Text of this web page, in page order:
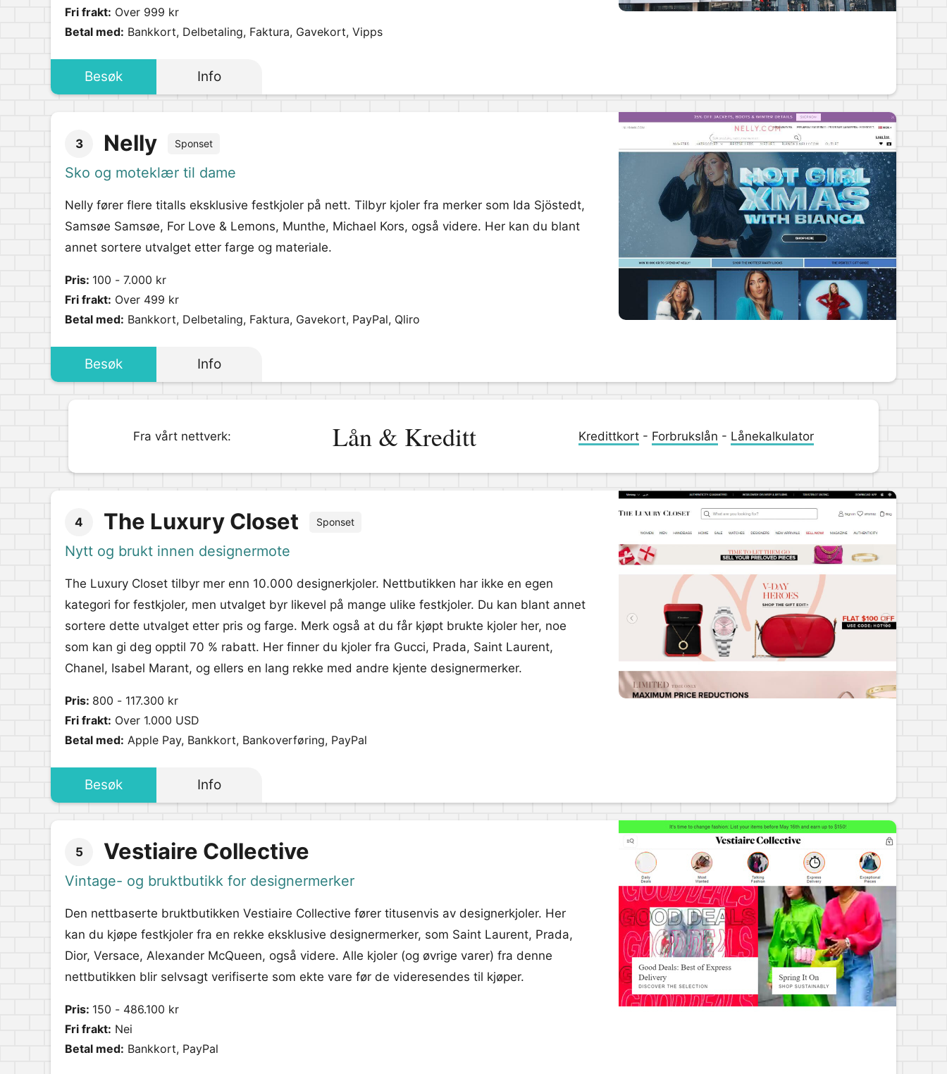
Fri frakt: Over 999 kr
Betal med: Bankkort, Delbetaling, Faktura, Gavekort, Vipps
Besøk Info
3 Nelly Sponset
Sko og moteklær til dame
Nelly fører flere titalls eksklusive festkjoler på nett. Tilbyr kjoler fra merker som Ida Sjöstedt,
Samsøe Samsøe, For Love & Lemons, Munthe, Michael Kors, også videre. Her kan du blant
annet sortere utvalget etter farge og materiale.
Pris: 100 - 7.000 kr
Fri frakt: Over 499 kr
Betal med: Bankkort, Delbetaling, Faktura, Gavekort, PayPal, Qliro
Besøk Info
Fra vårt nettverk: Lån & Kreditt Kredittkort- Forbrukslån - Lånekalkulator
4 The Luxury Closet Sponset
Nytt og brukt innen designermote
The Luxury Closet tilbyr mer enn 10.000 designerkjoler. Nettbutikken har ikke en egen
kategori for festkjoler, men utvalget byr likevel på mange ulike festkjoler. Du kan blant annet
sortere dette utvalget etter pris og farge. Merk også at du får kjøpt brukte kjoler her, noe
som kan gi deg opptil 70 % rabatt. Her finner du kjoler fra Gucci, Prada, Saint Laurent,
Chanel, Isabel Marant, og ellers en lang rekke med andre kjente designermerker.
Pris: 800 - 117.300 kr
Fri frakt: Over 1.000 USD
Betal med: Apple Pay, Bankkort, Bankoverføring, PayPal
Besøk Info
5 Vestiaire Collective
Vintage- og bruktbutikk for designermerker
Den nettbaserte bruktbutikken Vestiaire Collective fører titusenvis av designerkjoler. Her
kan du kjøpe festkjoler fra en rekke eksklusive designermerker, som Saint Laurent, Prada,
Dior, Versace, Alexander McQueen, også videre. Alle kjoler (og øvrige varer) fra denne
nettbutikken blir selvsagt verifiserte som ekte vare før de videresendes til kjøper.
Pris: 150 - 486.100 kr
Fri frakt: Nei
Betal med: Bankkort, PayPal